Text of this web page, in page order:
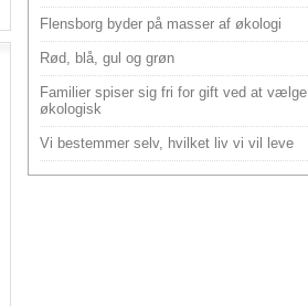
Flensborg byder på masser af økologi
Rød, blå, gul og grøn
Familier spiser sig fri for gift ved at vælge
økologisk
Vi bestemmer selv, hvilket liv vi vil leve